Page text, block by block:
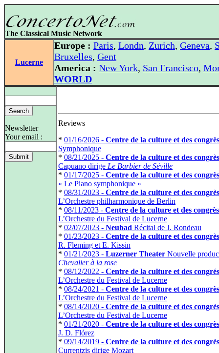
The Classical Music Network
Lucerne
Europe : Paris, Londn, Zurich, Geneva,
Bruxelles, Gent
America : New York, San Francisco,
WORLD
Newsletter
Your email :
Reviews
* 01/16/2026 - Centre de la culture et des congrès
Symphonique
* 08/21/2025 - Centre de la culture et des congrès
Capuano dirige Le Barbier de Séville
* 01/17/2025 - Centre de la culture et des congrès
« Le Piano symphonique »
* 08/31/2023 - Centre de la culture et des congrès
L’Orchestre philharmonique de Berlin
* 08/11/2023 - Centre de la culture et des congrès
L’Orchestre du Festival de Lucerne
* 02/07/2023 - Neubad Récital de J. Rondeau
* 01/23/2023 - Centre de la culture et des congrès
R. Fleming et E. Kissin
* 01/21/2023 - Luzerner Theater Nouvelle
Chevalier à la rose
* 08/12/2022 - Centre de la culture et des congrés
L’Orchestre du Festival de Lucerne
* 08/24/2021 - Centre de la culture et des congrès
L’Orchestre du Festival de Lucerne
* 08/14/2020 - Centre de la culture et des congrès
L’Orchestre du Festival de Lucerne
* 01/21/2020 - Centre de la culture et des congrès
J. D. Flórez
* 09/14/2019 - Centre de la culture et des congrès
Currentzis dirige Mozart